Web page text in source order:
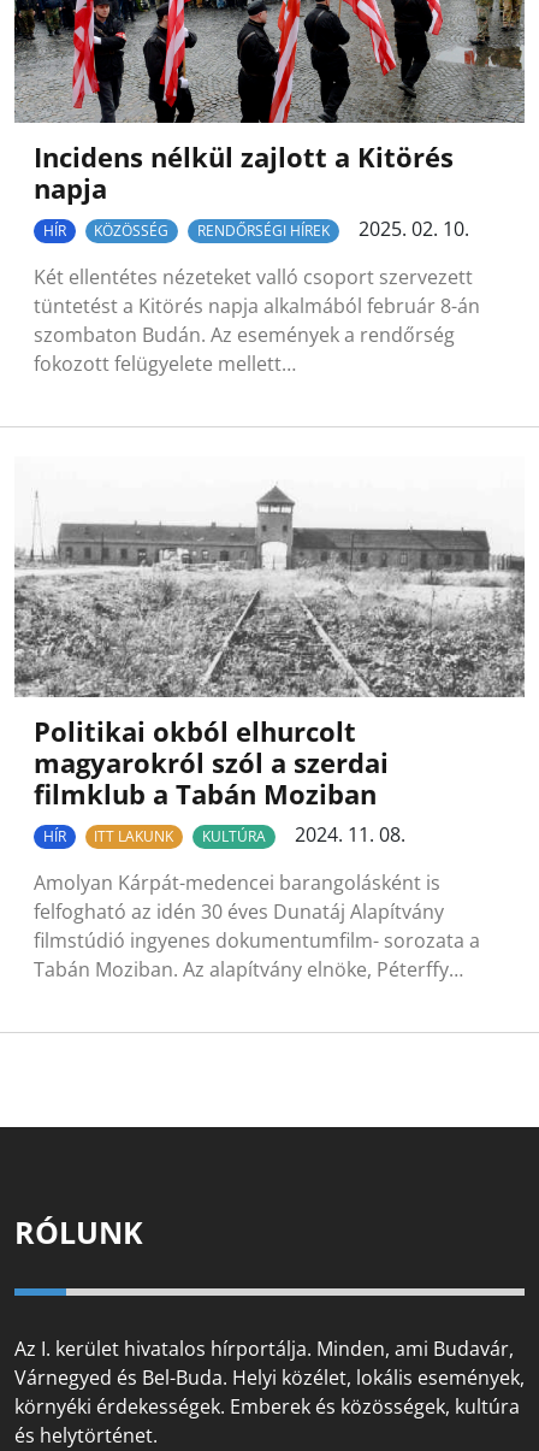
Incidens nélkül zajlott a Kitörés
napja
HÍR KÖZÖSSÉG RENDŐRSÉGI HÍREK
2025. 02. 10.
Két ellentétes nézeteket valló csoport szervezett
tüntetést a Kitörés napja alkalmából február 8-án
szombaton Budán. Az események a rendőrség
fokozott felügyelete mellett…
Politikai okból elhurcolt
magyarokról szól a szerdai
filmklub a Tabán Moziban
HÍR ITT LAKUNK KULTÚRA
2024. 11. 08.
Amolyan Kárpát-medencei barangolásként is
felfogható az idén 30 éves Dunatáj Alapítvány
filmstúdió ingyenes dokumentumfilm- sorozata a
Tabán Moziban. Az alapítvány elnöke, Péterffy…
RÓLUNK
Az I. kerület hivatalos hírportálja. Minden, ami Budavár,
Várnegyed és Bel-Buda. Helyi közélet, lokális események,
környéki érdekességek. Emberek és közösségek, kultúra
és helytörténet.